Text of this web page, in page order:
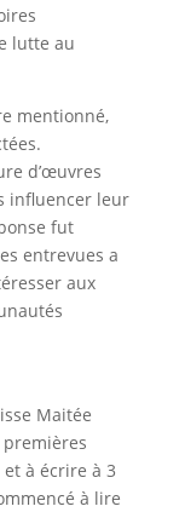
lutte au
mentionné,
d’œuvres
influencer leur
fut
entrevues a
aux
Maitée
premières
à écrire à 3
à lire